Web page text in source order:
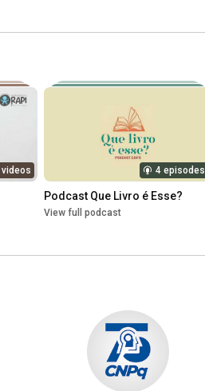
videos 4 episodes
Podcast Que Livro é Esse?
View full podcast